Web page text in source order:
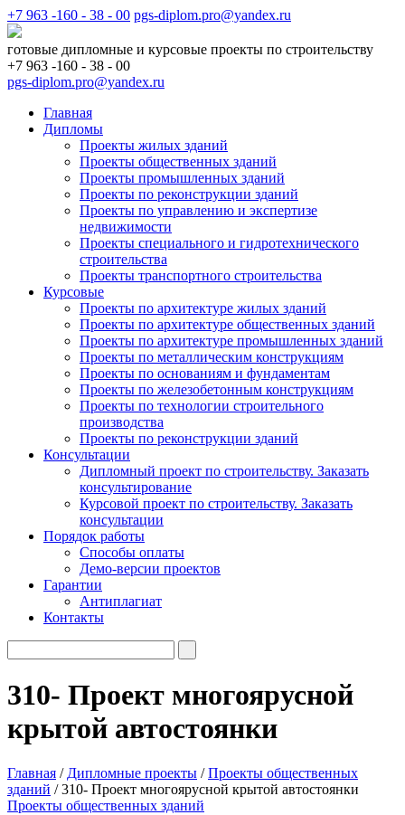
+7 963 -160 - 38 - 00 pgs-diplom.pro@yandex.ru
готовые дипломные и курсовые проекты по строительству
+7 963 -160 - 38 - 00
pgs-diplom.pro@yandex.ru
Главная
Дипломы
Проекты жилых зданий
Проекты общественных зданий
Проекты промышленных зданий
Проекты по реконструкции зданий
Проекты по управлению и экспертизе
недвижимости
Проекты специального и гидротехнического
строительства
Проекты транспортного строительства
Курсовые
Проекты по архитектуре жилых зданий
Проекты по архитектуре общественных зданий
Проекты по архитектуре промышленных зданий
Проекты по металлическим конструкциям
Проекты по основаниям и фундаментам
Проекты по железобетонным конструкциям
Проекты по технологии строительного
производства
Проекты по реконструкции зданий
Консультации
Дипломный проект по строительству. Заказать
консультирование
Курсовой проект по строительству. Заказать
консультации
Порядок работы
Способы оплаты
Демо-версии проектов
Гарантии
Антиплагиат
Контакты
310- Проект многоярусной
крытой автостоянки
Главная / Дипломные проекты /Проекты общественных
зданий / 310- Проект многоярусной крытой автостоянки
Проекты общественных зданий